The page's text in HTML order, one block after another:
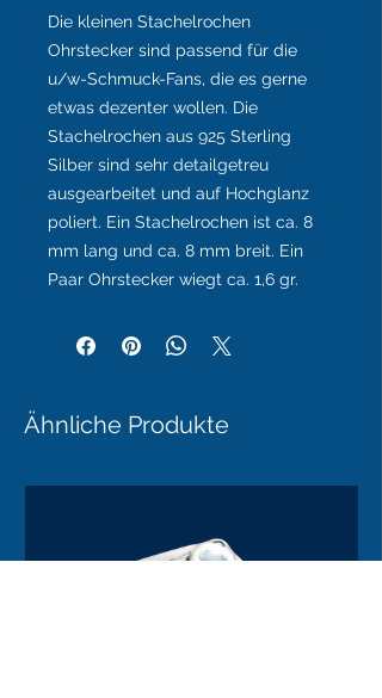
Die kleinen Stachelrochen
Ohrstecker sind passend für die
u/w-Schmuck-Fans, die es gerne
etwas dezenter wollen. Die
Stachelrochen aus 925 Sterling
Silber sind sehr detailgetreu
ausgearbeitet und auf Hochglanz
poliert. Ein Stachelrochen ist ca. 8
mm lang und ca. 8 mm breit. Ein
Paar Ohrstecker wiegt ca. 1,6 gr.
Ähnliche Produkte